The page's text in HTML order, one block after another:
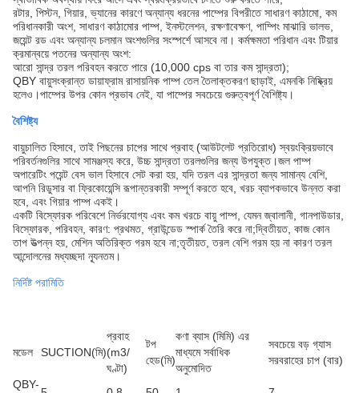
রটার, পিস্টন, গিয়ার, ভ্যানের কারণে অন্যান্য ধরনের পাম্পের বিপরীতে সাধারণ কাঠামো, কম
পরিধানকারী অংশ, সাধারণ কাঠামোর পাম্প, ইনস্টলেশন, রক্ষণাবেক্ষণ, পাম্পিং মাঝারি ভালভ,
জয়েন্ট রড এবং অন্যান্য চলমান অংশগুলির সংস্পর্শে আসবে না। কর্মক্ষমতা পরিধান এবং টিয়ার
ক্রমান্বয়ে পতনের অন্যান্য অংশ:
আরো সান্দ্র তরল পরিবহন করতে পারে (10,000 cps বা তার কম সান্দ্রতা);
QBY বায়ুসংক্রান্ত ডায়াফ্রাম রাসায়নিক পাম্প তেল তৈলাক্তকরণ ছাড়াই, এমনকি নিষ্ক্রিয়
হলেও।পাম্পের উপর কোন প্রভাব নেই, যা পাম্পের সবচেয়ে গুরুত্বপূর্ণ বৈশিষ্ট্য।
বৈশিষ্ট্য
বায়ুচালিত হিসাবে, তাই পিছনের চাপের সাথে প্রবাহ (আউটলেট প্রতিরোধ) স্বয়ংক্রিয়ভাবে
পরিবর্তনগুলির সাথে সামঞ্জস্য করে, উচ্চ সান্দ্রতা তরলগুলির জন্য উপযুক্ত।জল পাম্প
অপারেটিং পয়েন্ট বেস ভাল হিসাবে সেট করা হয়, যদি তরল এর সান্দ্রতা জন্য সামান্য বেশি,
আপনি রিডুসার বা ফ্রিকোয়েন্সি রূপান্তরকারী সম্পূর্ণ করতে হবে, খরচ ব্যাপকভাবে উন্নত করা
হবে, এবং গিয়ার পাম্প একই।
একটি বিস্ফোরক পরিবেশে নির্ভরযোগ্য এবং কম খরচে বায়ু পাম্প, যেমন জ্বালানী, গানপাউডার,
বিস্ফোরক, পরিবহন, কারণ: প্রথমত, গ্রাউন্ডেড স্পার্ক তৈরি করে না;দ্বিতীয়ত, কাজ কোন
তাপ উত্পন্ন হয়, মেশিন অতিরিক্ত গরম হবে না;তৃতীয়ত, তরল বেশি গরম হয় না কারণ তরল
আন্দোলনের মধ্যচ্ছদা ন্যূনতম।
নির্দিষ্ট পরামিতি
মডেল SUCTION(মি)
প্রবাহ
(m3/
ঘণ্টা)
টপ
হেড(মি)
কণা ব্যাস (মিমি) এর
মাধ্যমে সর্বাধিক
অনুমোদিত
সবচেয়ে বড় গ্যাস
সরবরাহের চাপ (বার)
QBY-